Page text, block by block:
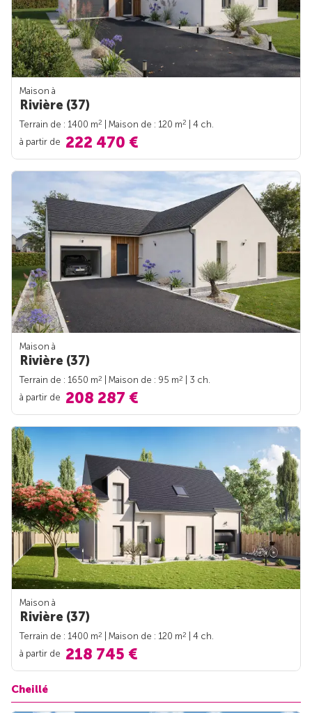
Maison à
Rivière (37)
Terrain de : 1400 m2 | Maison de : 120 m2
| 4 ch.
à partir de 222 470 €
Maison à
Rivière (37)
Terrain de : 1650 m2 | Maison de : 95 m2
| 3 ch.
à partir de 208 287 €
Maison à
Rivière (37)
Terrain de : 1400 m2 | Maison de : 120 m2
| 4 ch.
à partir de 218 745 €
Cheillé